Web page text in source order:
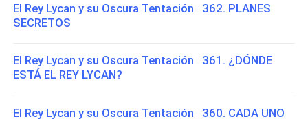
El Rey Lycan y su Oscura Tentación 362. PLANES
SECRETOS
El Rey Lycan y su Oscura Tentación 361. ¿DÓNDE
ESTÁ EL REY LYCAN?
El Rey Lycan y su Oscura Tentación 360. CADA UNO